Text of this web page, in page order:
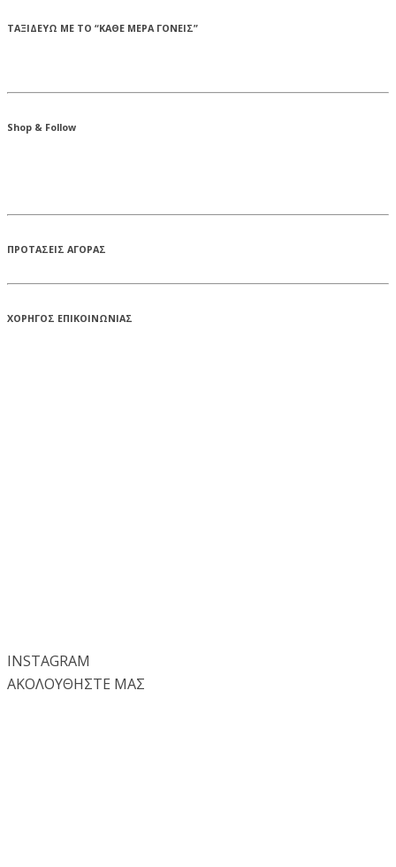
ΤΑΞΙΔΕΥΩ ΜΕ ΤΟ “ΚΑΘΕ ΜΕΡΑ ΓΟΝΕΙΣ”
Shop & Follow
ΠΡΟΤΑΣΕΙΣ ΑΓΟΡΑΣ
ΧΟΡΗΓΟΣ ΕΠΙΚΟΙΝΩΝΙΑΣ
INSTAGRAM
ΑΚΟΛΟΥΘΗΣΤΕ ΜΑΣ